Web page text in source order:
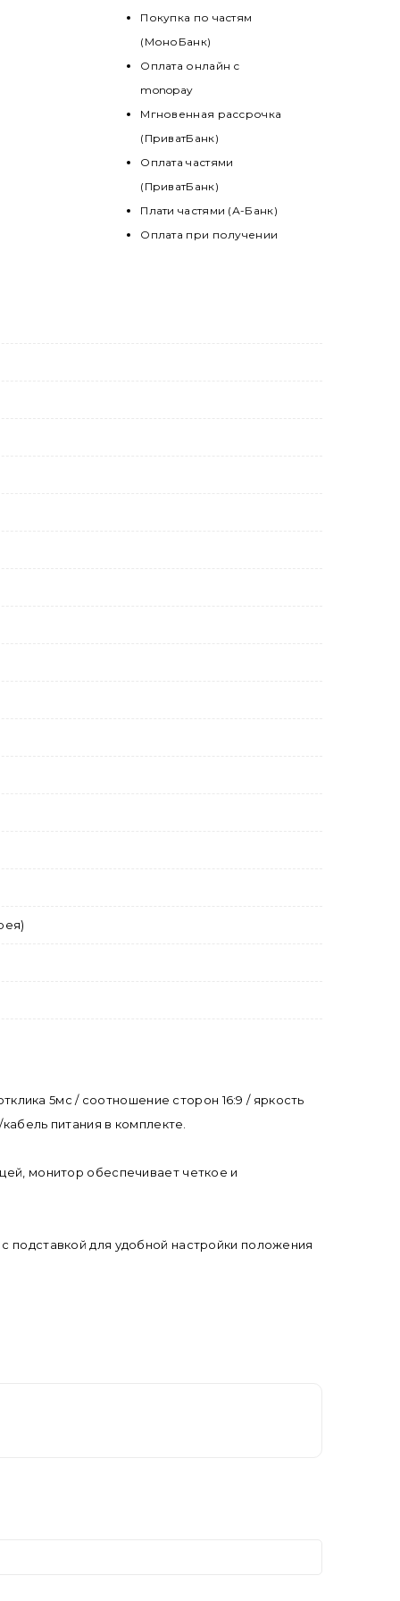
Покупка по частям
(МоноБанк)
Оплата онлайн с
monopay
Мгновенная рассрочка
(ПриватБанк)
Оплата частями
(ПриватБанк)
Плати частями (А-Банк)
Оплата при получении
5мс / соотношение сторон 16:9 / яркость
питания в комплекте.
монитор обеспечивает четкое и
подставкой для удобной настройки положения